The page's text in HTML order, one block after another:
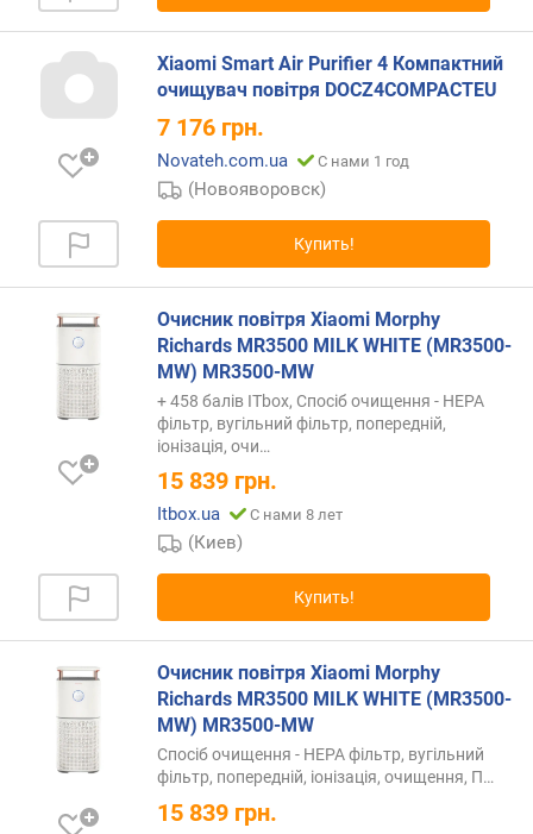
т
ь
(
м
ч
р
е
м
н
е
п
е
р
а
б
о
т
ы
ч
Xiaomi Smart Air Purifier 4 Компактний
очищувач повітря DOCZ4COMPACTEU
7 176 грн.
Novateh.com.ua С нами 1 год
(Новояворовск)
Купить!
Очисник повітря Xiaomi Morphy
Richards MR3500 MILK WHITE (MR3500-
MW) MR3500-MW
+ 458 балів ITbox, Спосіб очищення - HEPA
фільтр, вугільний фільтр, попередній,
іонізація, очи…
15 839 грн.
Itbox.ua С нами 8 лет
(Киев)
Купить!
Очисник повітря Xiaomi Morphy
Richards MR3500 MILK WHITE (MR3500-
MW) MR3500-MW
Спосіб очищення - HEPA фільтр, вугільний
фільтр, попередній, іонізація, очищення, П…
15 839 грн.